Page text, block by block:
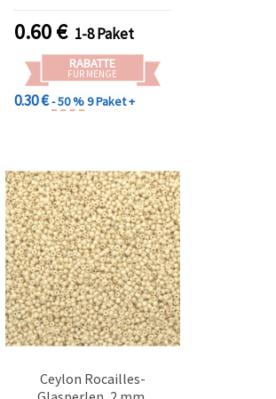
0.60€ 1-8 Paket
RABATTE
FÜR MENGE
0.30 €- 50 %9 Paket +
Ceylon Rocailles-